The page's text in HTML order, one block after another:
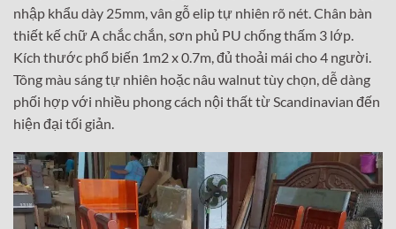
nhập khẩu dày 25mm, vân gỗ elip tự nhiên rõ nét. Chân bàn
thiết kế chữ A chắc chắn, sơn phủ PU chống thấm 3 lớp.
Kích thước phổ biến 1m2 x 0.7m, đủ thoải mái cho 4 người.
Tông màu sáng tự nhiên hoặc nâu walnut tùy chọn, dễ dàng
phối hợp với nhiều phong cách nội thất từ Scandinavian đến
hiện đại tối giản.